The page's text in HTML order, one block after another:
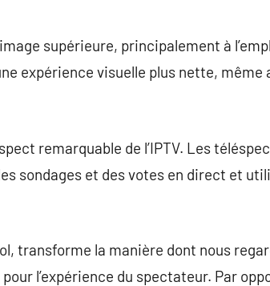
supérieure, principalement à
expérience visuelle plus nette, même
remarquable de l’IPTV. Les
sondages et des votes en direct et
transforme la manière dont nous
l’expérience du spectateur. Par